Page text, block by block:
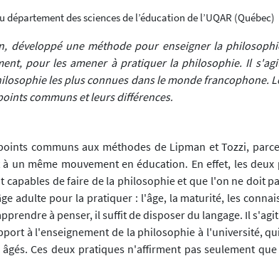
département des sciences de l’éducation de l’UQAR (Québec)
développé une méthode pour enseigner la
pour les amener à pratiquer la philosophie. Il
les plus connues dans le monde francophone.
communs et leurs différences.
communs aux méthodes de Lipman et Tozzi,
un même mouvement en éducation. En effet, les deux
capables de faire de la philosophie et que l'on ne doit
adulte pour la pratiquer : l'âge, la maturité, les
à penser, il suffit de disposer du langage. Il
à l'enseignement de la philosophie à l'université,
Ces deux pratiques n'affirment pas seulement